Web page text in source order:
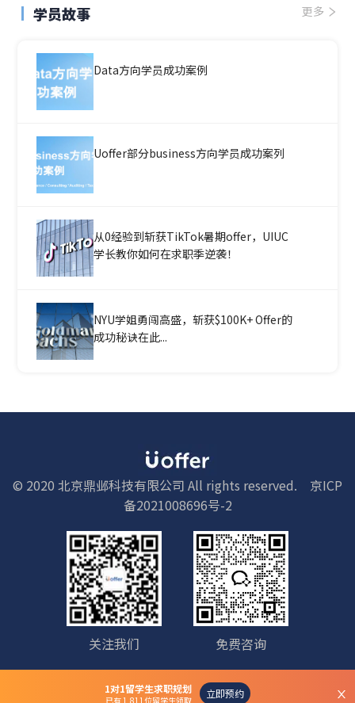
学员故事 更多
Data方向学员成功案例
Uoffer部分business方向学员成功案列
从0经验到斩获TikTok暑期offer，UIUC
学长教你如何在求职季逆袭！
NYU学姐勇闯高盛，斩获$100K+ Offer的
成功秘诀在此...
© 2020 北京鼎邺科技有限公司 All rights reserved.
京ICP
备2021008696号-2
关注我们 免费咨询
1对1留学生求职规划
已有 1,811位留学生领取
立即预约